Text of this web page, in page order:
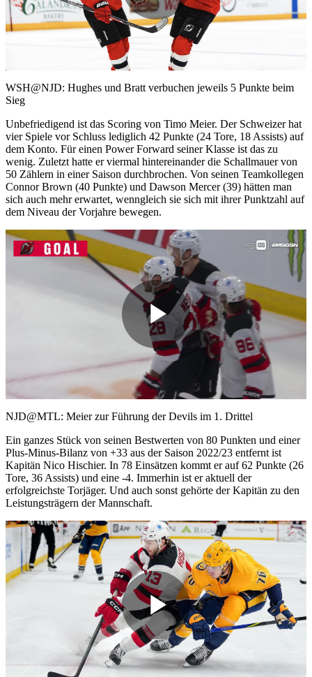
Play
Video
WSH@NJD: Hughes und Bratt verbuchen jeweils 5 Punkte beim
Sieg
Unbefriedigend ist das Scoring von Timo Meier. Der Schweizer hat
vier Spiele vor Schluss lediglich 42 Punkte (24 Tore, 18 Assists) auf
dem Konto. Für einen Power Forward seiner Klasse ist das zu
wenig. Zuletzt hatte er viermal hintereinander die Schallmauer von
50 Zählern in einer Saison durchbrochen. Von seinen Teamkollegen
Connor Brown (40 Punkte) und Dawson Mercer (39) hätten man
sich auch mehr erwartet, wenngleich sie sich mit ihrer Punktzahl auf
dem Niveau der Vorjahre bewegen.
Play
Video
NJD@MTL: Meier zur Führung der Devils im 1. Drittel
Ein ganzes Stück von seinen Bestwerten von 80 Punkten und einer
Plus-Minus-Bilanz von +33 aus der Saison 2022/23 entfernt ist
Kapitän Nico Hischier. In 78 Einsätzen kommt er auf 62 Punkte (26
Tore, 36 Assists) und eine -4. Immerhin ist er aktuell der
erfolgreichste Torjäger. Und auch sonst gehörte der Kapitän zu den
Leistungsträgern der Mannschaft.
Play